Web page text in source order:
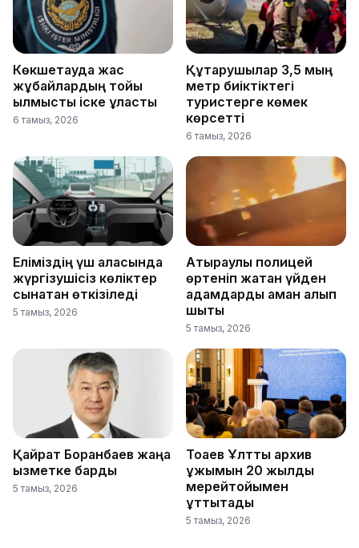
Көкшетауда жас
жұбайлардың тойы
қылмыстық іске ұласты
6 тамыз, 2026
Құтқарушылар 3,5 мың
метр биіктіктегі
туристерге көмек
көрсетті
6 тамыз, 2026
Еліміздің үш қаласында
жүргізушісіз көліктер
сынақтан өткізіледі
5 тамыз, 2026
Атыраулық полицей
өртеніп жатқан үйден
адамдарды аман алып
шықты
5 тамыз, 2026
Қайрат Боранбаев жаңа
қызметке барды
5 тамыз, 2026
Тоқаев Ұлттық архив
ұжымын 20 жылдық
мерейтойымен
құттықтады
5 тамыз, 2026